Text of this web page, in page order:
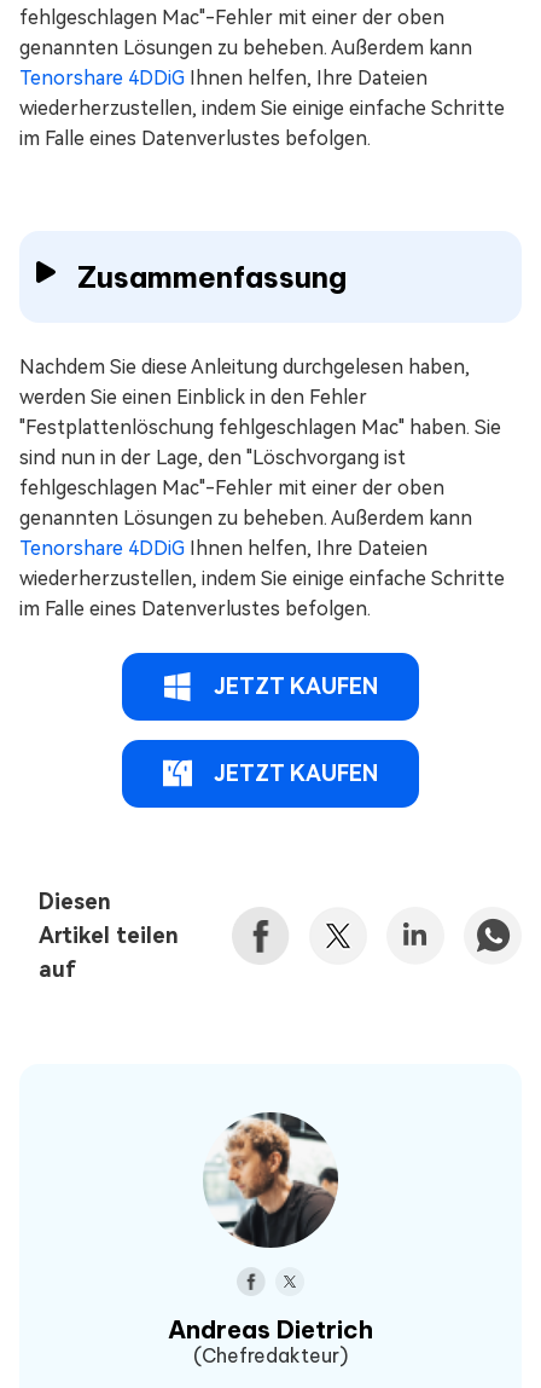
fehlgeschlagen Mac"-Fehler mit einer der oben
genannten Lösungen zu beheben. Außerdem kann
Tenorshare 4DDiG Ihnen helfen, Ihre Dateien
wiederherzustellen, indem Sie einige einfache Schritte
im Falle eines Datenverlustes befolgen.
Zusammenfassung
Nachdem Sie diese Anleitung durchgelesen haben,
werden Sie einen Einblick in den Fehler
"Festplattenlöschung fehlgeschlagen Mac" haben. Sie
sind nun in der Lage, den "Löschvorgang ist
fehlgeschlagen Mac"-Fehler mit einer der oben
genannten Lösungen zu beheben. Außerdem kann
Tenorshare 4DDiG Ihnen helfen, Ihre Dateien
wiederherzustellen, indem Sie einige einfache Schritte
im Falle eines Datenverlustes befolgen.
JETZT KAUFEN
JETZT KAUFEN
Diesen
Artikel teilen
auf
Andreas Dietrich
(Chefredakteur)